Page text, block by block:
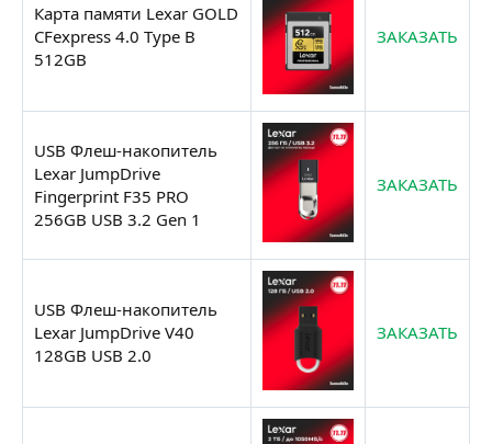
Карта памяти Lexar GOLD
CFexpress 4.0 Type B
512GB
ЗАКАЗАТЬ
USB Флеш-накопитель
Lexar JumpDrive
Fingerprint F35 PRO
256GB USB 3.2 Gen 1
ЗАКАЗАТЬ
USB Флеш-накопитель
Lexar JumpDrive V40
128GB USB 2.0
ЗАКАЗАТЬ